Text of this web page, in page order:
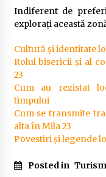
Indiferent de
explorați această
Cultură și identitate
Rolul bisericii și al
23
Cum au rezistat
timpului
Cum se transmite
alta în Mila 23
Povestiri și legende
Posted in Turism